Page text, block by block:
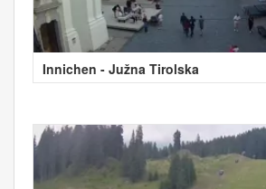
Innichen - Južna Tirolska